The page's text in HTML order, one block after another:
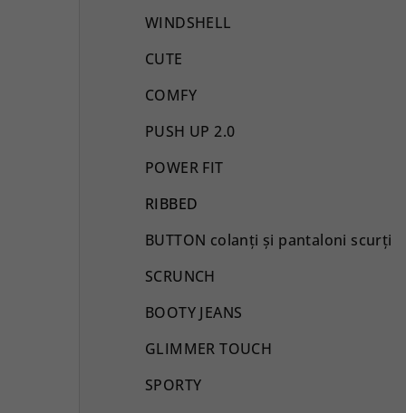
WINDSHELL
CUTE
COMFY
PUSH UP 2.0
POWER FIT
RIBBED
BUTTON colanți și pantaloni scurți
SCRUNCH
BOOTY JEANS
GLIMMER TOUCH
SPORTY